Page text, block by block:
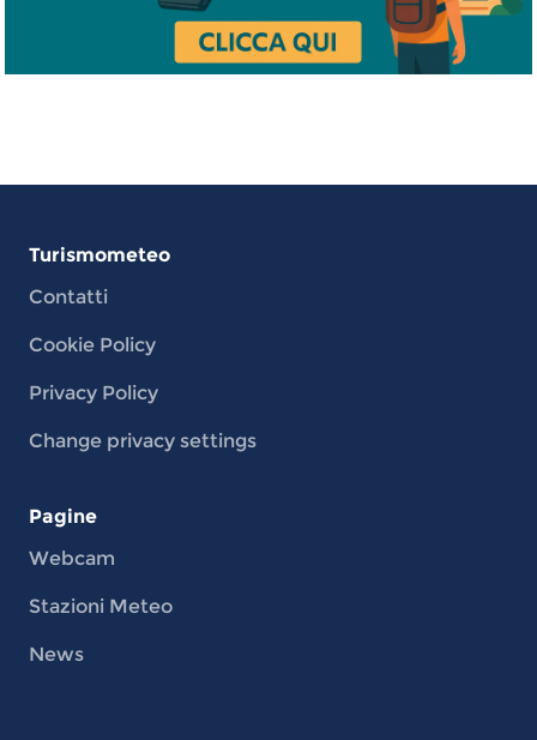
Turismometeo
Contatti
Cookie Policy
Privacy Policy
Change privacy settings
Pagine
Webcam
Stazioni Meteo
News